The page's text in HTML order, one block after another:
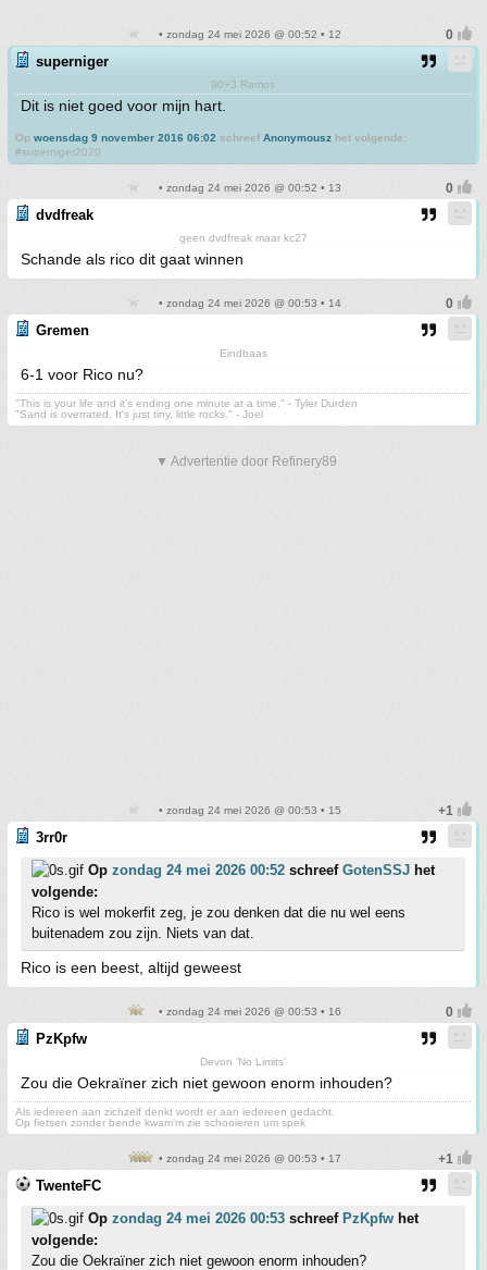
• zondag 24 mei 2026 @ 00:52 • 12
superniger
90+3 Ramos
Dit is niet goed voor mijn hart.
Op woensdag 9 november 2016 06:02 schreef Anonymousz het volgende:
#superniger2020
• zondag 24 mei 2026 @ 00:52 • 13
dvdfreak
geen dvdfreak maar kc27
Schande als rico dit gaat winnen
• zondag 24 mei 2026 @ 00:53 • 14
Gremen
Eindbaas
6-1 voor Rico nu?
"This is your life and it's ending one minute at a time." - Tyler Durden
"Sand is overrated. It's just tiny, little rocks." - Joel
▼ Advertentie door Refinery89
• zondag 24 mei 2026 @ 00:53 • 15
3rr0r
Op zondag 24 mei 2026 00:52 schreef GotenSSJ het
volgende:
Rico is wel mokerfit zeg, je zou denken dat die nu wel eens
buitenadem zou zijn. Niets van dat.
Rico is een beest, altijd geweest
• zondag 24 mei 2026 @ 00:53 • 16
PzKpfw
Devon 'No Limits'
Zou die Oekraïner zich niet gewoon enorm inhouden?
Als iedereen aan zichzelf denkt wordt er aan iedereen gedacht.
Op fietsen zonder bende kwam'm zie schooieren um spek
• zondag 24 mei 2026 @ 00:53 • 17
TwenteFC
Op zondag 24 mei 2026 00:53 schreef PzKpfw het
volgende:
Zou die Oekraïner zich niet gewoon enorm inhouden?